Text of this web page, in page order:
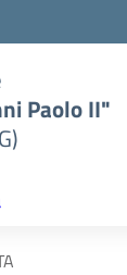
Paolo II"